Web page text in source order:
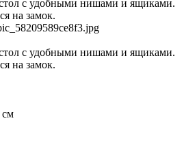
с удобными нишами и ящиками.
на замок.
с удобными нишами и ящиками.
на замок.
см